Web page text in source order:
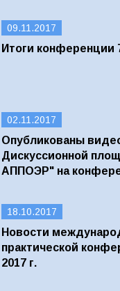
09.11.2017
Итоги конференции
02.11.2017
Опубликованы
Дискуссионной
АППОЭР" на
18.10.2017
Новости
практической
2017 г.